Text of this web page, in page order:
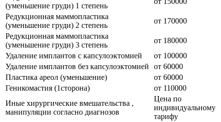
(уменьшение груди) 1 степень
Редукционная маммопластика
(уменьшение груди) 2 степень
от 170000
Редукционная маммопластика
(уменьшение груди) 3 степень
от 180000
Удаление имплантов с капсулоэктомией
от 100000
Удаление имплантов без капсулоэктомией
от 60000
Пластика ареол (уменьшение)
от 60000
Геникомастия (1сторона)
от 110000
Иные хирургические вмешательства ,
манипуляции согласно диагнозов
Цена по
индивидуальному
тарифу